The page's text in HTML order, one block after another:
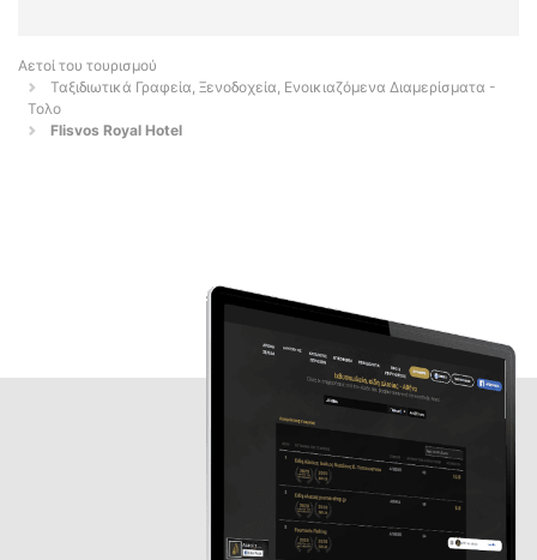
Αετοί του τουρισμού
Ταξιδιωτικά Γραφεία, Ξενοδοχεία, Ενοικιαζόμενα Διαμερίσματα -
Τολο
Flisvos Royal Hotel